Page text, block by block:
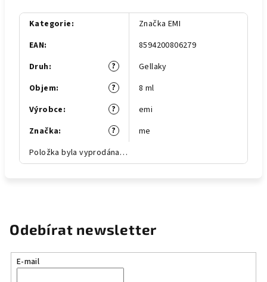
Kategorie:
Značka EMI
EAN:
8594200806279
?
Druh:
Gellaky
?
Objem:
8 ml
?
Výrobce:
emi
?
Značka:
me
Položka byla vyprodána…
Odebírat newsletter
E-mail